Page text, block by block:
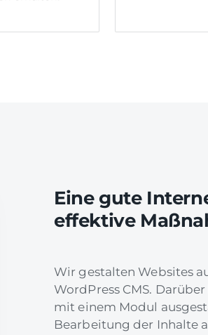
Eine gute
effektive
Wir gestalten Websites
WordPress CMS.
mit einem Modul
Bearbeitung der Inhalte